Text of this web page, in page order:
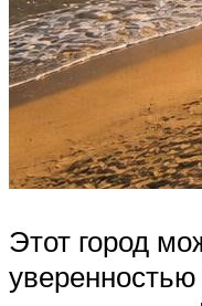
Этот город